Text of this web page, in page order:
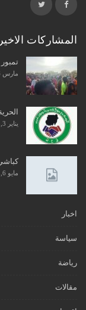
المشاركات
مارس 26, 2023
يناير 3, 2023
مايو 6, 2024
اخبار
سياسة
رياضة
مقالات